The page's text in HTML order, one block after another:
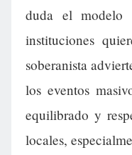
duda el
instituciones
soberanista
los eventos
equilibrado y
locales,